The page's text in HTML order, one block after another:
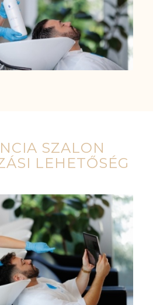
SZALON
LEHETŐSÉG